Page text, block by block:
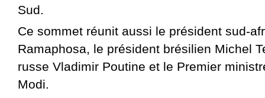
Sud.
Ce sommet réunit aussi le président sud-
Ramaphosa, le président brésilien Michel
russe Vladimir Poutine et le Premier
Modi.